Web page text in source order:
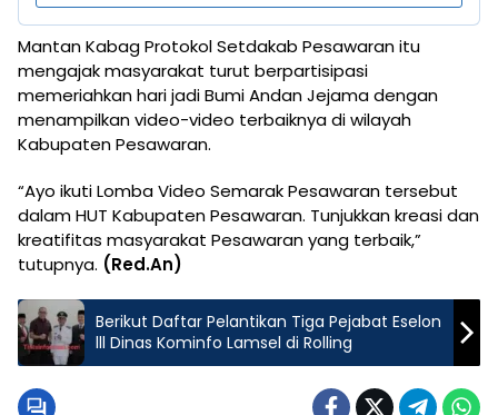
Mantan Kabag Protokol Setdakab Pesawaran itu
mengajak masyarakat turut berpartisipasi
memeriahkan hari jadi Bumi Andan Jejama dengan
menampilkan video-video terbaiknya di wilayah
Kabupaten Pesawaran.
“Ayo ikuti Lomba Video Semarak Pesawaran tersebut
dalam HUT Kabupaten Pesawaran. Tunjukkan kreasi dan
kreatifitas masyarakat Pesawaran yang terbaik,”
tutupnya. (Red.An)
Berikut Daftar Pelantikan Tiga Pejabat Eselon
lll Dinas Kominfo Lamsel di Rolling